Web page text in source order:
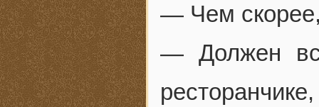
— Чем
— Должен